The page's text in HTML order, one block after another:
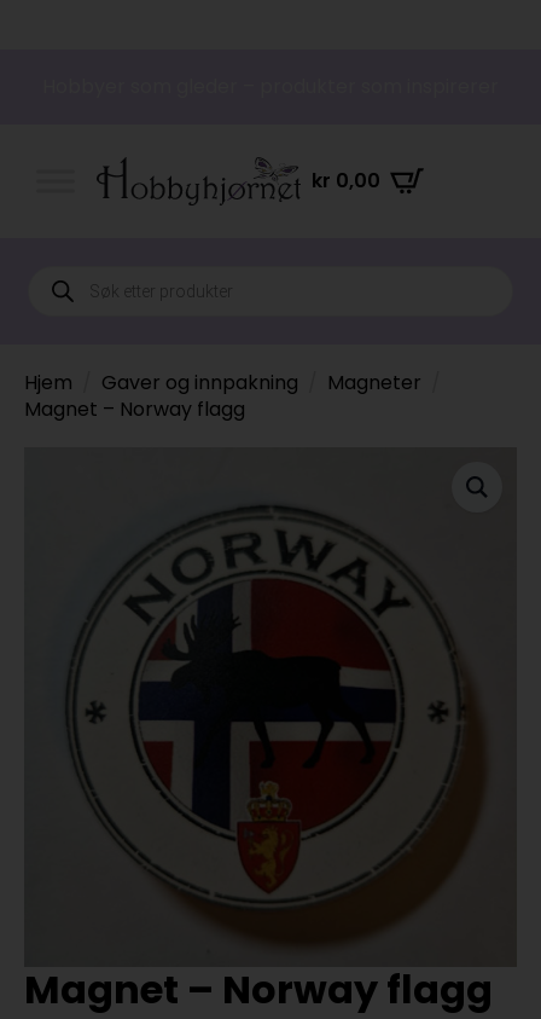
kr 0,00
Products
search
Hjem Gaver og innpakning
Magneter
Magnet – Norway flagg
Magnet – Norway flagg